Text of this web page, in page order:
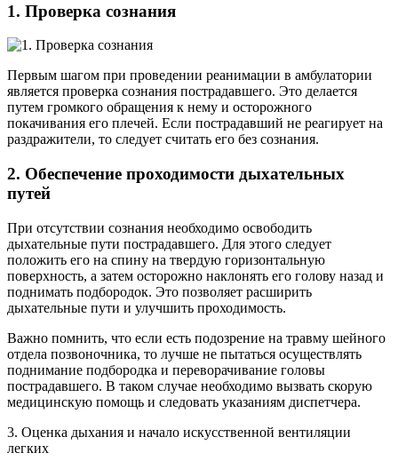
1. Проверка сознания
Первым шагом при проведении реанимации в амбулатории
является проверка сознания пострадавшего. Это делается
путем громкого обращения к нему и осторожного
покачивания его плечей. Если пострадавший не реагирует на
раздражители, то следует считать его без сознания.
2. Обеспечение проходимости дыхательных
путей
При отсутствии сознания необходимо освободить
дыхательные пути пострадавшего. Для этого следует
положить его на спину на твердую горизонтальную
поверхность, а затем осторожно наклонять его голову назад и
поднимать подбородок. Это позволяет расширить
дыхательные пути и улучшить проходимость.
Важно помнить, что если есть подозрение на травму шейного
отдела позвоночника, то лучше не пытаться осуществлять
поднимание подбородка и переворачивание головы
пострадавшего. В таком случае необходимо вызвать скорую
медицинскую помощь и следовать указаниям диспетчера.
3. Оценка дыхания и начало искусственной вентиляции
легких